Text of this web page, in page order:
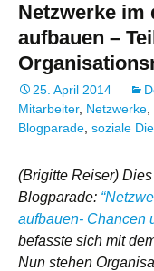
Netzwerke im
aufbauen –
25. April 2014
Mitarbeiter, Netzwerke
Blogparade soziale
(Brigitte Reiser)
Blogparade:
aufbauen- Chancen
befasste sich mit
Nun stehen